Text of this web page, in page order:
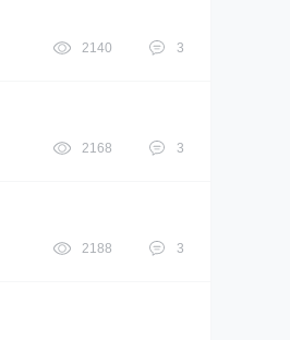
2140 3
2168 3
2188 3